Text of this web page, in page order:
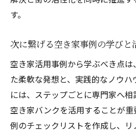
す。
次に繋げる空き家事例の学びと
空き家活用事例から学ぶべき点
た柔軟な発想と、実践的なノウ
には、ステップごとに専門家へ
空き家バンクを活用することが
例のチェックリストを作成し、